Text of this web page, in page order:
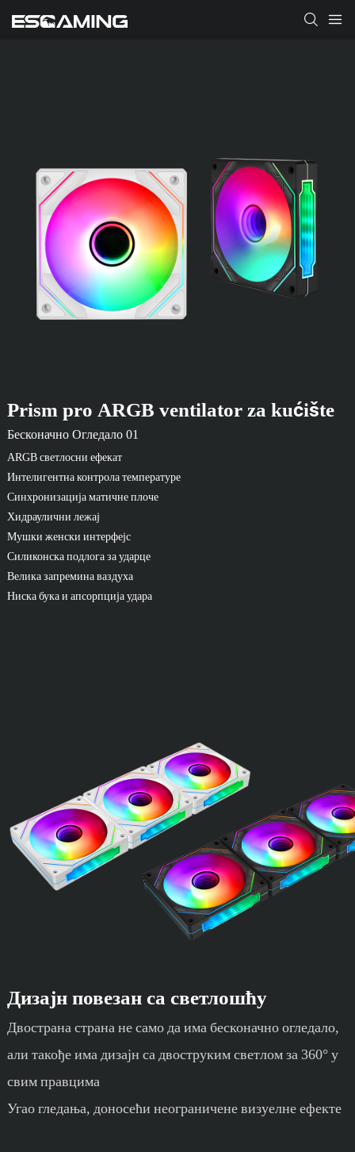
Prism pro ARGB ventilator za kućište
Бесконачно Огледало 01
ARGB светлосни ефекат
Интелигентна контрола температуре
Синхронизација матичне плоче
Хидраулични лежај
Мушки женски интерфејс
Силиконска подлога за ударце
Велика запремина ваздуха
Ниска бука и апсорпција удара
Дизајн повезан са светлошћу
Двострана страна не само да има бесконачно огледало,
али такође има дизајн са двоструким светлом за 360° у
свим правцима
Угао гледања, доносећи неограничене визуелне ефекте